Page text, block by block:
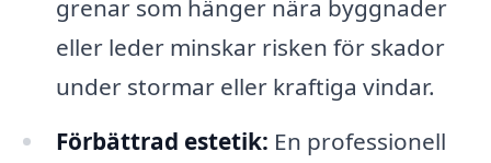
grenar som hänger nära byggnader
eller leder minskar risken för skador
under stormar eller kraftiga vindar.
Förbättrad estetik: En professionell